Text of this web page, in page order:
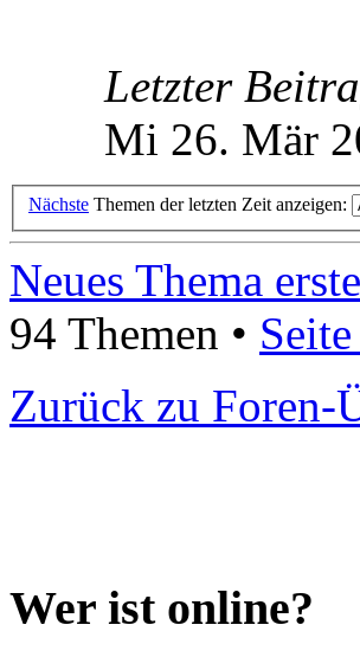
Letzter
Mi 26. Mär
Nächste Themen der letzten Zeit anzeigen:
Neues Thema
94 Themen • Seite
Zurück zu Foren-
Wer ist online?